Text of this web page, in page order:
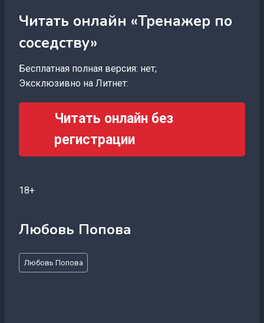
Читать онлайн «Тренажер по
соседству»
Бесплатная полная версия: нет;
Эксклюзивно на Литнет:
Читать онлайн без
регистрации
18+
Любовь Попова
Метки
записи:
Любовь Попова